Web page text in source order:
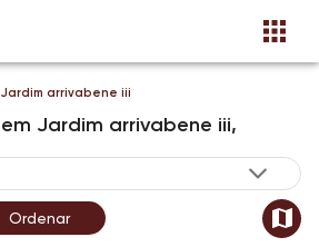
Jardim arrivabene iii
em Jardim arrivabene iii,
Ordenar